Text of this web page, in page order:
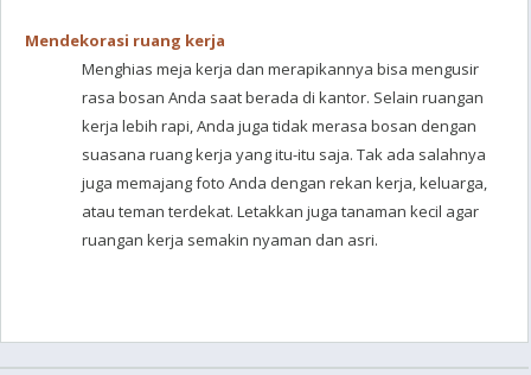
Mendekorasi ruang kerja
Menghias meja kerja dan merapikannya bisa mengusir
rasa bosan Anda saat berada di kantor. Selain ruangan
kerja lebih rapi, Anda juga tidak merasa bosan dengan
suasana ruang kerja yang itu-itu saja. Tak ada salahnya
juga memajang foto Anda dengan rekan kerja, keluarga,
atau teman terdekat. Letakkan juga tanaman kecil agar
ruangan kerja semakin nyaman dan asri.